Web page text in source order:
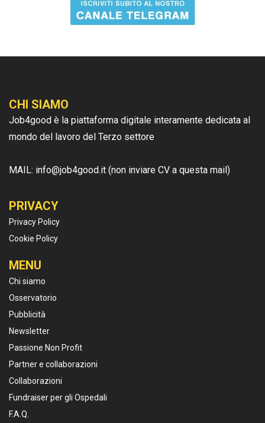
CHI SIAMO
Job4good è la piattaforma digitale interamente dedicata al
mondo del lavoro del Terzo settore
MAIL: info@job4good.it (non inviare CV a questa mail)
PRIVACY
Privacy Policy
Cookie Policy
MENU
Chi siamo
Osservatorio
Pubblicità
Newsletter
Passione Non Profit
Partner e collaborazioni
Collaborazioni
Fundraiser per gli Ospedali
F.A.Q.